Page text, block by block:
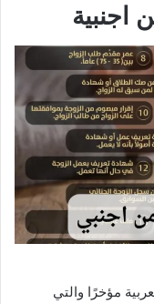
مؤخرًا والتي